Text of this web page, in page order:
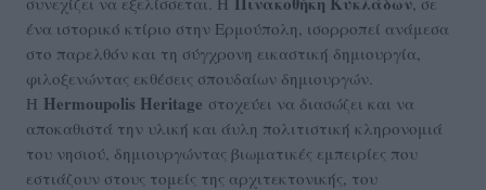
ένα ιστορικό κτίριο στην Ερμούπολη, ισορροπεί ανάμεσα
στο παρελθόν και τη σύγχρονη εικαστική δημιουργία,
φιλοξενώντας εκθέσεις σπουδαίων δημιουργών.
Η Hermoupolis Heritage στοχεύει να διασώζει και να
αποκαθιστά την υλική και άυλη πολιτιστική κληρονομιά
του νησιού, δημιουργώντας βιωματικές εμπειρίες που
εστιάζουν στους τομείς της αρχιτεκτονικής, του